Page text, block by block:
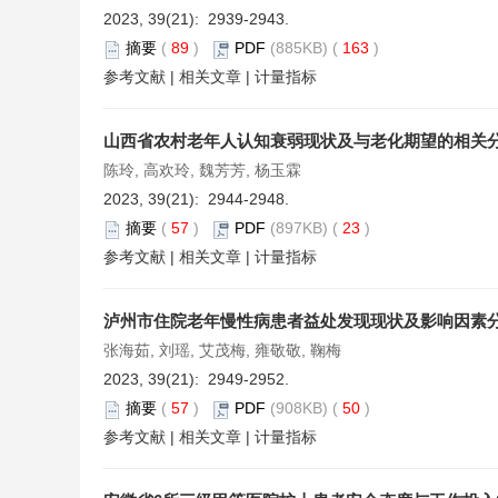
2023, 39(21): 2939-2943.
摘要 ( 89 ) PDF (885KB) ( 163 )
参考文献 | 相关文章 | 计量指标
山西省农村老年人认知衰弱现状及与老化期望的相关
陈玲, 高欢玲, 魏芳芳, 杨玉霖
2023, 39(21): 2944-2948.
摘要 ( 57 ) PDF (897KB) ( 23 )
参考文献 | 相关文章 | 计量指标
泸州市住院老年慢性病患者益处发现现状及影响因素
张海茹, 刘瑶, 艾茂梅, 雍敬敬, 鞠梅
2023, 39(21): 2949-2952.
摘要 ( 57 ) PDF (908KB) ( 50 )
参考文献 | 相关文章 | 计量指标